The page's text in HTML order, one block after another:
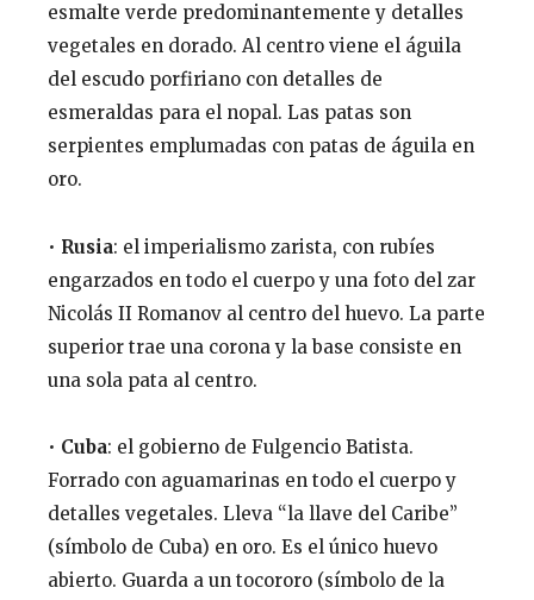
esmalte verde predominantemente y detalles
vegetales en dorado. Al centro viene el águila
del escudo porfiriano con detalles de
esmeraldas para el nopal. Las patas son
serpientes emplumadas con patas de águila en
oro.
• Rusia: el imperialismo zarista, con rubíes
engarzados en todo el cuerpo y una foto del zar
Nicolás II Romanov al centro del huevo. La parte
superior trae una corona y la base consiste en
una sola pata al centro.
• Cuba: el gobierno de Fulgencio Batista.
Forrado con aguamarinas en todo el cuerpo y
detalles vegetales. Lleva “la llave del Caribe”
(símbolo de Cuba) en oro. Es el único huevo
abierto. Guarda a un tocororo (símbolo de la